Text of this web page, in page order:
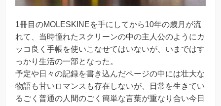
1冊目のMOLESKINEを手にしてから10年の歳月が流
れて、当時憧れたスクリーンの中の主人公のようにカ
ッコ良く手帳を使いこなせてはいないが、いまではす
っかり生活の一部となった。
予定や日々の記録を書き込んだページの中には壮大な
物語も甘いロマンスも存在しないが、日常を生きてい
るごく普通の人間のごく簡単な言葉が重なり合い今日